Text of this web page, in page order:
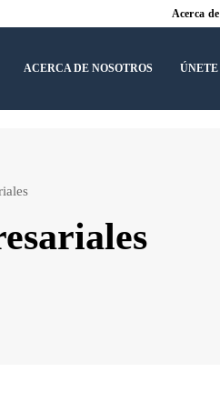
Acerca
ACERCA DE NOSOTROS